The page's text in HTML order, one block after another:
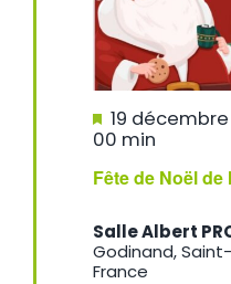
Fête de Noël de
Mis
en
19
00 min
Salle Albert
Godinand,
France